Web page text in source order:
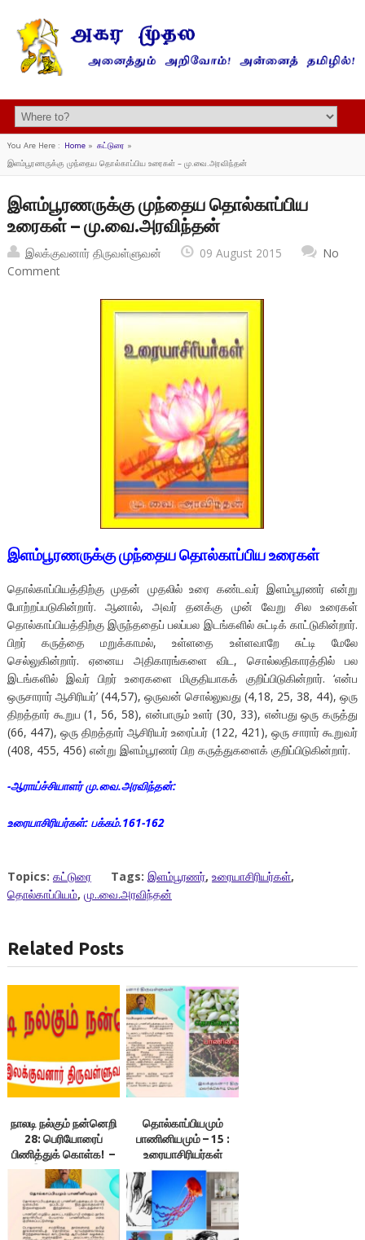
You Are Here : Home» கட்டுரை »
இளம்பூரணருக்கு முந்தைய தொல்காப்பிய உரைகள் – மு.வை.அரவிந்தன்
இளம்பூரணருக்கு முந்தைய தொல்காப்பிய
உரைகள் – மு.வை.அரவிந்தன்
இலக்குவனார் திருவள்ளுவன் 09 August 2015
No
Comment
இளம்பூரணருக்கு முந்தைய தொல்காப்பிய உரைகள்
தொல்காப்பியத்திற்கு முதன் முதலில் உரை கண்டவர் இளம்பூரணர் என்று
போற்றப்படுகின்றார். ஆனால், அவர் தனக்கு முன் வேறு சில உரைகள்
தொல்காப்பியத்திற்கு இருந்ததைப் பலப்பல இடங்களில் சுட்டிக் காட்டுகின்றார்.
பிறர் கருத்தை மறுக்காமல், உள்ளதை உள்ளவாறே சுட்டி மேலே
செல்லுகின்றார். ஏனைய அதிகாரங்களை விட, சொல்லதிகாரத்தில் பல
இடங்களில் இவர் பிறர் உரைகளை மிகுதியாகக் குறிப்பிடுகின்றார். ‘என்ப
ஒருசாரார் ஆசிரியர்’ (44,57), ஒருவன் சொல்லுவது (4,18, 25, 38, 44), ஒரு
திறத்தார் கூறுப (1, 56, 58), என்பாரும் உளர் (30, 33), என்பது ஒரு கருத்து
(66, 447), ஒரு திறத்தார் ஆசிரியர் உரைப்பர் (122, 421), ஒரு சாரார் கூறுவர்
(408, 455, 456) என்று இளம்பூரணர் பிற கருத்துகளைக் குறிப்பிடுகின்றார்.
-ஆராய்ச்சியாளர் மு.வை.அரவிந்தன்:
உரையாசிரியர்கள்: பக்கம்.161-162
Topics: கட்டுரை Tags: இளம்பூரணர், உரையாசிரியர்கள்,
தொல்காப்பியம், மு..வை.அரவிந்தன்
Related Posts
நாலடி நல்கும் நன்னெறி
28: பெரியோரைப்
பிணித்துக் கொள்க! –
இலக்குவனார்
திருவள்ளுவன்
தொல்காப்பியமும்
பாணினியமும் – 15 :
உரையாசிரியர்கள்
நால்வருண
விளக்கங்கள்
தொல்காப்பியர்
கொள்கைக்கு
முரண்பட்டன